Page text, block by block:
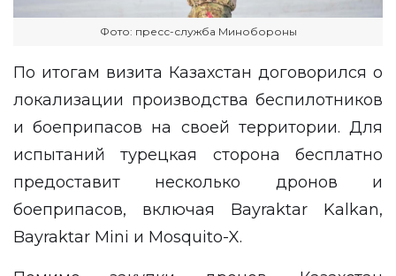
Фото: пресс-служба Минобороны
По итогам визита Казахстан договорился о
локализации производства беспилотников
и боеприпасов на своей территории. Для
испытаний турецкая сторона бесплатно
предоставит несколько дронов и
боеприпасов, включая Bayraktar Kalkan,
Bayraktar Mini и Mosquito-X.